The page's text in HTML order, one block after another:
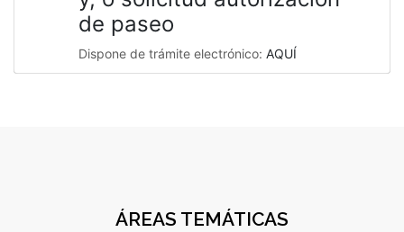
de paseo
Dispone de trámite electrónico: AQUÍ
ÁREAS TEMÁTICAS